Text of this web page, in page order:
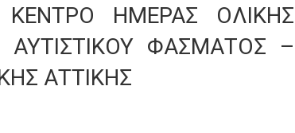
ΗΜΕΡΑΣ ΟΛΙΚΗΣ
ΑΥΤΙΣΤΙΚΟΥ ΦΑΣΜΑΤΟΣ –
ΑΤΤΙΚΗΣ